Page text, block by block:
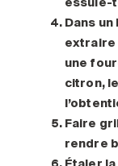
Dans un
extraire
une
citron,
Faire
rendre